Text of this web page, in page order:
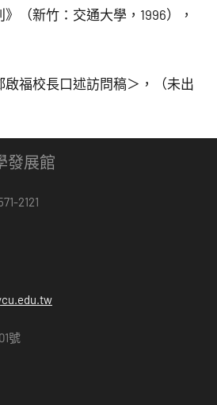
（新竹：交通大學，1996），
啟福校長口述訪問稿＞，（未出
發展館
2121
號